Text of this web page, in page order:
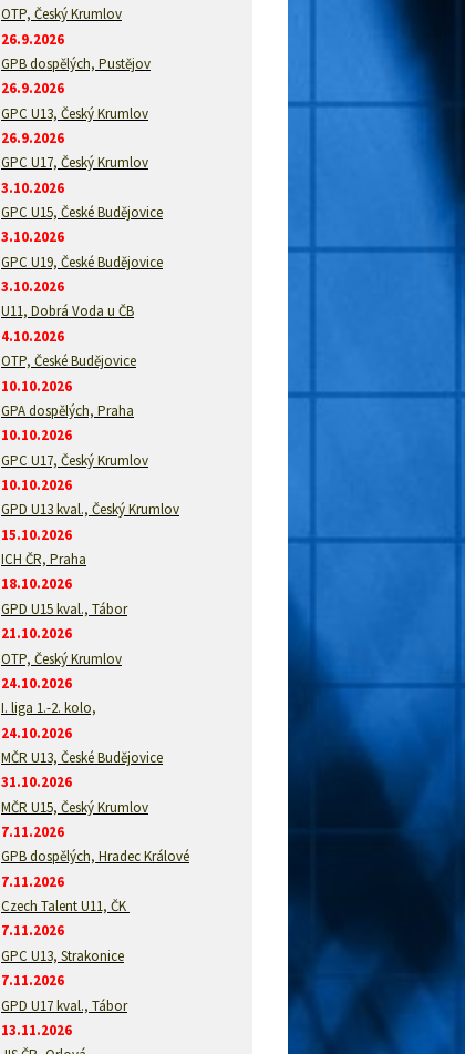
OTP, Český Krumlov
26.9.2026
GPB dospělých, Pustějov
26.9.2026
GPC U13, Český Krumlov
26.9.2026
GPC U17, Český Krumlov
3.10.2026
GPC U15, České Budějovice
3.10.2026
GPC U19, České Budějovice
3.10.2026
U11, Dobrá Voda u ČB
4.10.2026
OTP, České Budějovice
10.10.2026
GPA dospělých, Praha
10.10.2026
GPC U17, Český Krumlov
10.10.2026
GPD U13 kval., Český Krumlov
15.10.2026
ICH ČR, Praha
18.10.2026
GPD U15 kval., Tábor
21.10.2026
OTP, Český Krumlov
24.10.2026
I. liga 1.-2. kolo,
24.10.2026
MČR U13, České Budějovice
31.10.2026
MČR U15, Český Krumlov
7.11.2026
GPB dospělých, Hradec Králové
7.11.2026
Czech Talent U11, ČK
7.11.2026
GPC U13, Strakonice
7.11.2026
GPD U17 kval., Tábor
13.11.2026